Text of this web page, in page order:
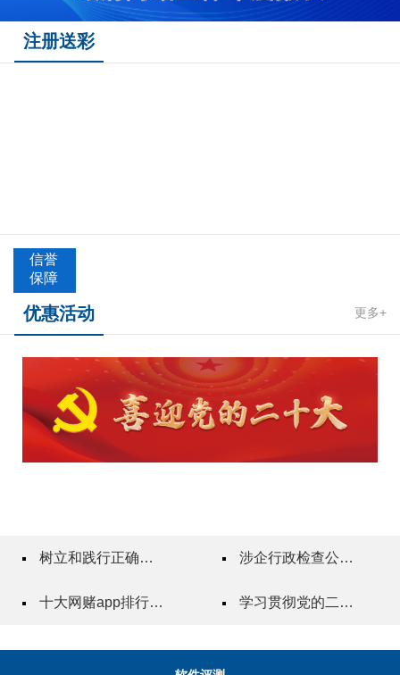
注册送彩
信誉
保障
优惠活动 更多+
树立和践行正确政绩观 涉企行政检查公示专栏
十大网赌app排行榜"一站式"质量服务指导站 学习贯彻党的二十届三中全会精神